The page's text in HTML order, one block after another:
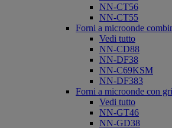
NN-CT56
NN-CT55
Forni a microonde
Vedi tutto
NN-CD88
NN-DF38
NN-C69KSM
NN-DF383
Forni a microonde con
Vedi tutto
NN-GT46
NN-GD38